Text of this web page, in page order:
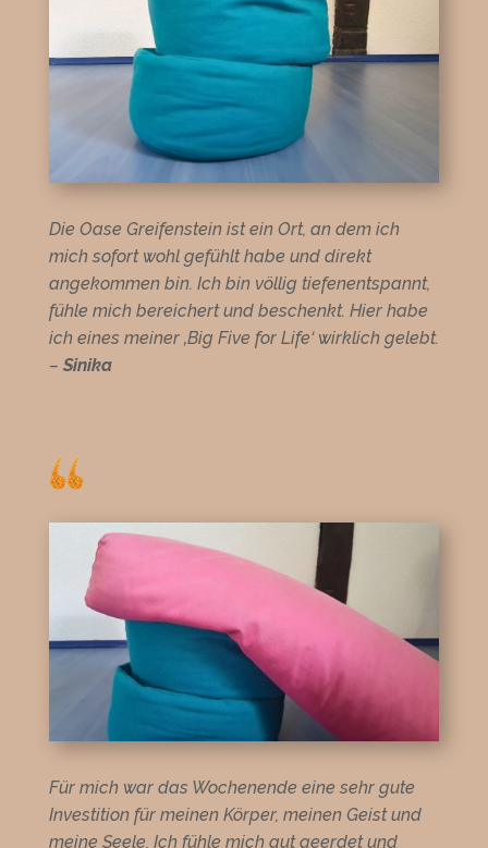
Die Oase Greifenstein ist ein Ort, an dem ich
mich sofort wohl gefühlt habe und direkt
angekommen bin. Ich bin völlig tiefenentspannt,
fühle mich bereichert und beschenkt. Hier habe
ich eines meiner ‚Big Five for Life‘ wirklich gelebt.
– Sinika
Für mich war das Wochenende eine sehr gute
Investition für meinen Körper, meinen Geist und
meine Seele. Ich fühle mich gut geerdet und